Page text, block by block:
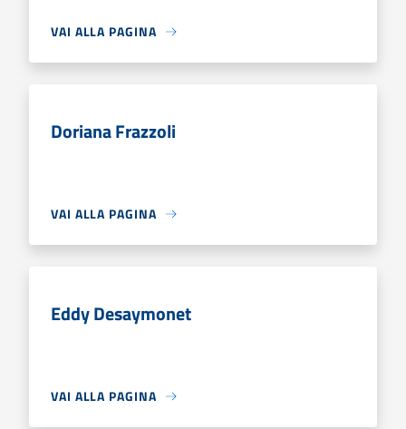
VAI ALLA PAGINA
Doriana Frazzoli
VAI ALLA PAGINA
Eddy Desaymonet
VAI ALLA PAGINA